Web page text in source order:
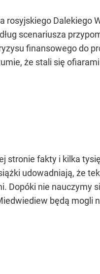
Dalekiego
scenariusza
finansowego do
że stali się
stronie fakty i kilka
udowadniają, że
Dopóki nie nauczymy
będą mogli